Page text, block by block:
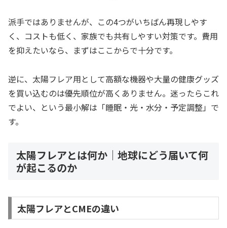
派手ではありませんが、この4つがいちばん再現しやす
く、コストも低く、家族でも共有しやすい対策です。費用
を抑えたいなら、まずはここからで十分です。
逆に、太陽フレア用として高額な機器や大量の健康グッズ
を買い込むのは優先順位が高くありません。迷ったらこれ
でよい、という最小解は「睡眠・光・水分・予定調整」で
す。
太陽フレアとは何か｜地球にどう届いて何
が起こるのか
太陽フレアとCMEの違い